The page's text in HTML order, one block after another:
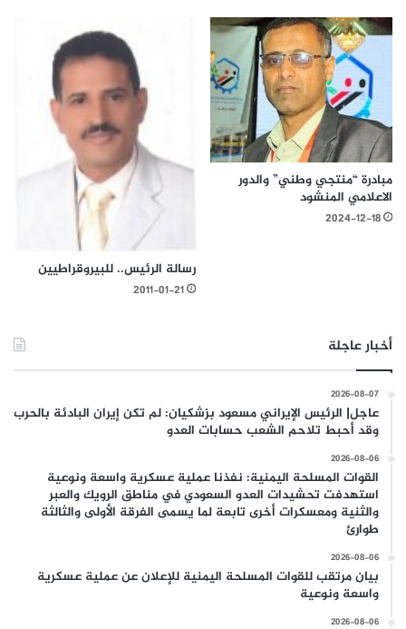
مبادرة “منتجي وطني” والدور
الاعلامي المنشود
2024-12-18
رسالة الرئيس.. للبيروقراطيين
2011-01-21
أخبار عاجلة
2026-08-07
عاجل| الرئيس الإيراني مسعود بزشكيان: لم تكن إيران البادئة بالحرب
وقد أحبط تلاحم الشعب حسابات العدو
2026-08-06
القوات المسلحة اليمنية: نفذنا عملية عسكرية واسعة ونوعية
استهدفت تحشيدات العدو السعودي في مناطق الرويك والعبر
والثنية ومعسكرات أخرى تابعة لما يسمى الفرقة الأولى والثالثة
طوارئ
2026-08-06
بيان مرتقب للقوات المسلحة اليمنية للإعلان عن عملية عسكرية
واسعة ونوعية
2026-08-06